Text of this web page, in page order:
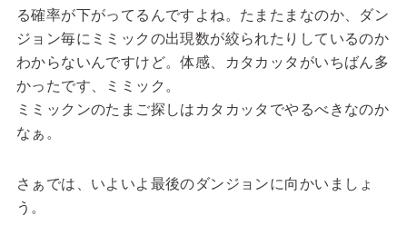
る確率が下がってるんですよね。たまたまなのか、ダン
ジョン毎にミミックの出現数が絞られたりしているのか
わからないんですけど。体感、カタカッタがいちばん多
かったです、ミミック。
ミミックンのたまご探しはカタカッタでやるべきなのか
なぁ。
さぁでは、いよいよ最後のダンジョンに向かいましょ
う。